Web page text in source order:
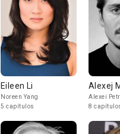
Eileen Li
Noreen Yang
5 capítulos
Alexej
Alexei
8